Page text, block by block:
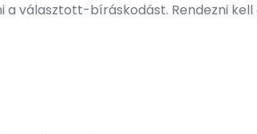
választott-bíráskodást. Rendezni kell